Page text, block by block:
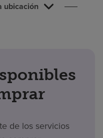
ubicación
de los servicios